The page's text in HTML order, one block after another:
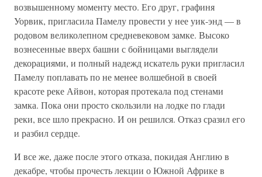
возвышенному моменту место. Его друг, графиня
Уорвик, пригласила Памелу провести у нее уик-энд — в
родовом великолепном средневековом замке. Высоко
вознесенные вверх башни с бойницами выглядели
декорациями, и полный надежд искатель руки пригласил
Памелу поплавать по не менее волшебной в своей
красоте реке Айвон, которая протекала под стенами
замка. Пока они просто скользили на лодке по глади
реки, все шло прекрасно. И он решился. Отказ сразил его
и разбил сердце.
И все же, даже после этого отказа, покидая Англию в
декабре, чтобы прочесть лекции о Южной Африке в